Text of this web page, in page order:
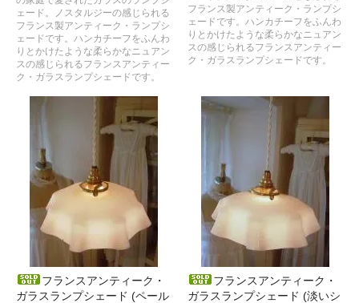
ェード。ノスタルジーの感じられる
フランス製アンティーク・ランプシ
ェードです。ハンカチーフをふんわ
りとかけたような柔らかなニュアン
スの感じられるフランスアンティー
ク・ガラスランプシェードです。
フランス製アンティーク・ランプシ
ェードです。ハンカチーフをふんわ
りとかけたような柔らかなニュアン
スの感じられるフランスアンティー
ク・ガラスランプシェードです。
フランスアンティーク・
ガラスランプシェード (ペール
フランスアンティーク・
ガラスランプシェード (淡いシ